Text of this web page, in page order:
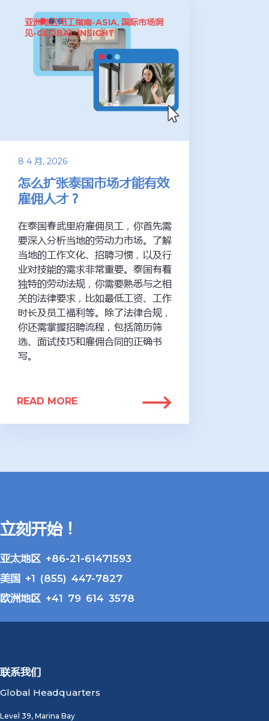
亚洲地区用工指南-ASIA, 国际市场洞
见-GLOBAL INSIGHT
8 4 月, 2026
怎么扩张泰国市场才能有效
雇佣人才？
在泰国春武里府雇佣员工，你首先需
要深入分析当地的劳动力市场。了解
当地的工作文化、招聘习惯，以及行
业对技能的需求非常重要。泰国有着
独特的劳动法规，你需要熟悉与之相
关的法律要求，比如最低工资、工作
时长及员工福利等。除了法律合规，
你还需掌握招聘流程，包括简历筛
选、面试技巧和雇佣合同的正确书
写。
READ MORE
立刻开始！
亚太地区 +86-21-61471593
美国 +1 (855) 447-7827
欧洲地区 +41 79 614 3578
联系我们
Global Headquarters
Level 39, Marina Bay